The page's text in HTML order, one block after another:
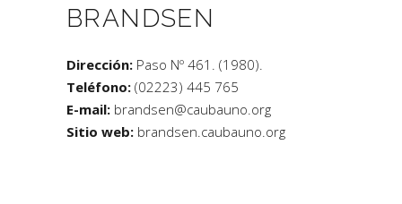
BRANDSEN
Dirección: Paso Nº 461. (1980).
Teléfono: (02223) 445 765
E-mail: brandsen@caubauno.org
Sitio web: brandsen.caubauno.org